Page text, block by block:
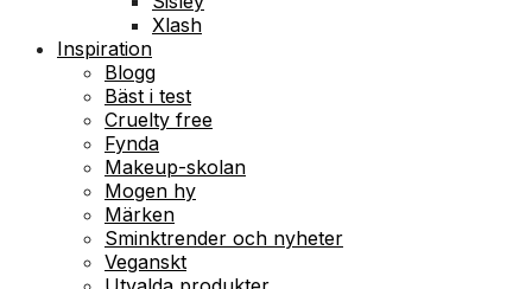
Xlash
Inspiration
Blogg
Bäst i test
Cruelty free
Fynda
Makeup-skolan
Mogen hy
Märken
Sminktrender och nyheter
Veganskt